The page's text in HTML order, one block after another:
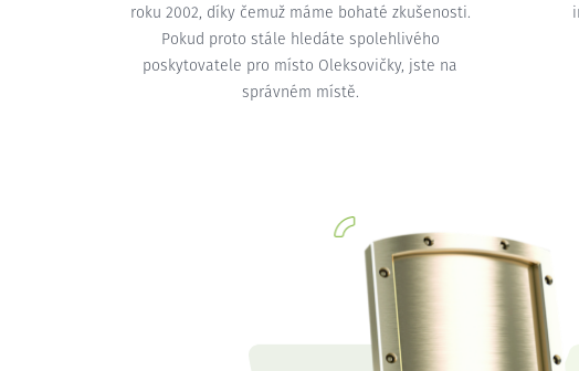
roku 2002, díky čemuž máme bohaté zkušenosti.
Pokud proto stále hledáte spolehlivého
poskytovatele pro místo Oleksovičky, jste na
správném místě.